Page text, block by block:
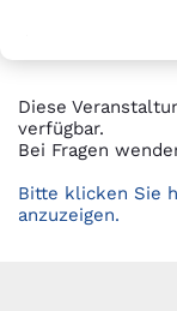
zum
zur
Diese
verfügbar.
Bei Fragen
Bitte klicken Sie
anzuzeigen.